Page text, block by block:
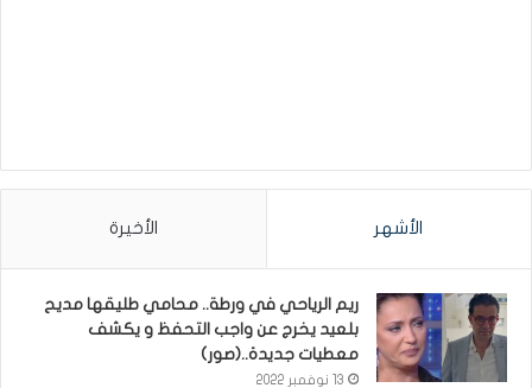
الأشهر الأخيرة
ريم الرياحي في ورطة.. محامي طليقها مديح
بلعيد يخرج عن واجب التحفظ و يكشف
معطيات جديدة..(صور)
13 نوفمبر 2022